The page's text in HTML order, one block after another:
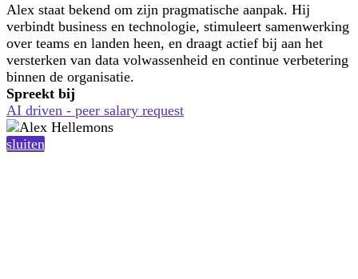
Alex staat bekend om zijn pragmatische aanpak. Hij
verbindt business en technologie, stimuleert samenwerking
over teams en landen heen, en draagt actief bij aan het
versterken van data volwassenheid en continue verbetering
binnen de organisatie.
Spreekt bij
AI driven - peer salary request
sluiten